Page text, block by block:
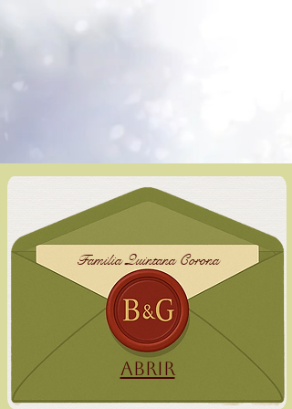
Familia Quintana Corona
Abrir